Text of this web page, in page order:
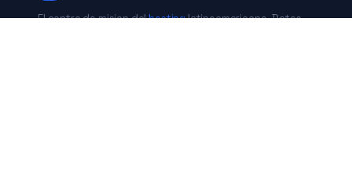
El centro de mision delhostinglatinoamericano. Datos